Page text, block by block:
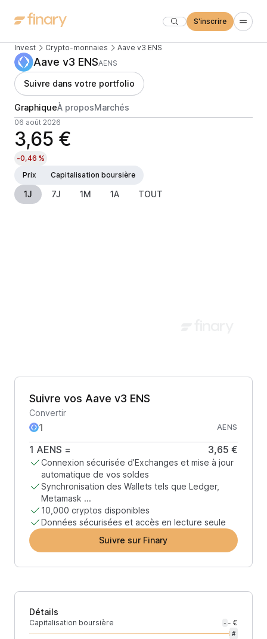
S'inscrire
Invest Crypto-monnaies Aave v3 ENS
Aave v3 ENSAENS
Suivre dans votre portfolio
GraphiqueÀ proposMarchés
06 août 2026
3,65 €
-0,46 %
Prix
Capitalisation boursière
1J 7J 1M 1A TOUT
Suivre vos Aave v3 ENS
Convertir
AENS
1 AENS = 3,65 €
Connexion sécurisée d’Exchanges et mise à jour
automatique de vos soldes
Synchronisation des Wallets tels que Ledger,
Metamask ...
10,000 cryptos disponibles
Données sécurisées et accès en lecture seule
Suivre sur Finary
Détails
Capitalisation boursière - - €
#